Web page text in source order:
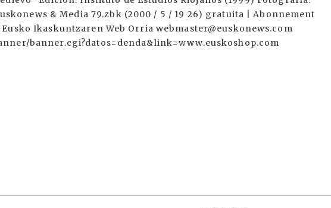
& Media 79.zbk (2000 / 5 / 19 26) gratuita | Abonnement
Ikaskuntzaren Web Orria webmaster@euskonews.com
banner.cgi?datos=denda&link=www.euskoshop.com